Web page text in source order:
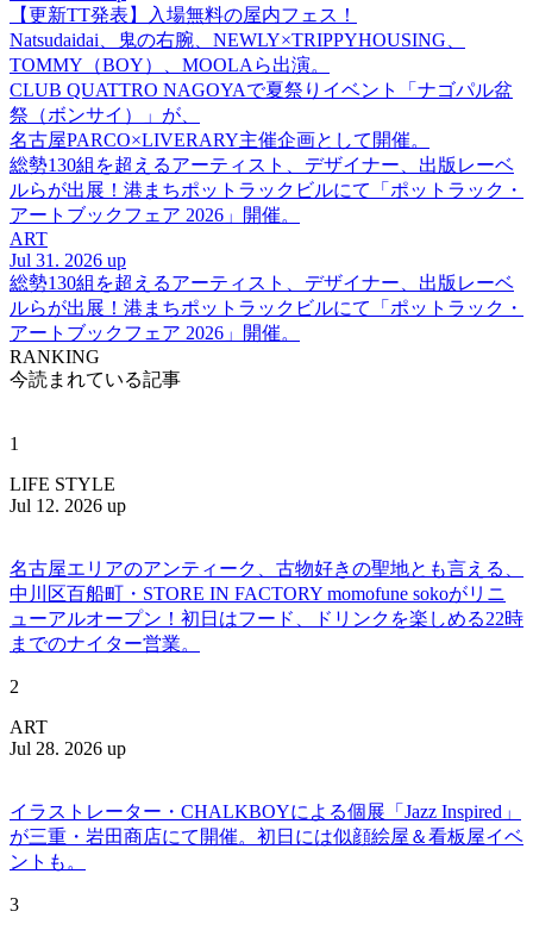
【更新TT発表】入場無料の屋内フェス！
Natsudaidai、鬼の右腕、NEWLY×TRIPPYHOUSING、
TOMMY（BOY）、MOOLAら出演。
CLUB QUATTRO NAGOYAで夏祭りイベント「ナゴパル盆
祭（ボンサイ）」が、
名古屋PARCO×LIVERARY主催企画として開催。
総勢130組を超えるアーティスト、デザイナー、出版レーベ
ルらが出展！港まちポットラックビルにて「ポットラック・
アートブックフェア 2026」開催。
ART
Jul 31. 2026 up
総勢130組を超えるアーティスト、デザイナー、出版レーベ
ルらが出展！港まちポットラックビルにて「ポットラック・
アートブックフェア 2026」開催。
RANKING
今読まれている記事
1
LIFE STYLE
Jul 12. 2026 up
名古屋エリアのアンティーク、古物好きの聖地とも言える、
中川区百船町・STORE IN FACTORY momofune sokoがリニ
ューアルオープン！初日はフード、ドリンクを楽しめる22時
までのナイター営業。
2
ART
Jul 28. 2026 up
イラストレーター・CHALKBOYによる個展「Jazz Inspired」
が三重・岩田商店にて開催。初日には似顔絵屋＆看板屋イベ
ントも。
3